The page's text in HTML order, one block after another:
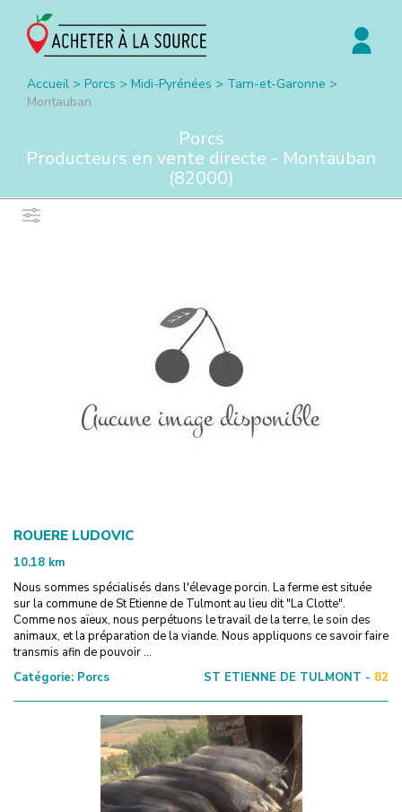
Accueil > Porcs > Midi-Pyrénées > Tarn-et-Garonne >
Montauban
Porcs
Producteurs en vente directe - Montauban
(82000)
ROUERE LUDOVIC
10.18 km
Nous sommes spécialisés dans l'élevage porcin. La ferme est située
sur la commune de St Etienne de Tulmont au lieu dit "La Clotte".
Comme nos aïeux, nous perpétuons le travail de la terre, le soin des
animaux, et la préparation de la viande. Nous appliquons ce savoir faire
transmis afin de pouvoir ...
Catégorie: Porcs ST ETIENNE DE TULMONT - 82